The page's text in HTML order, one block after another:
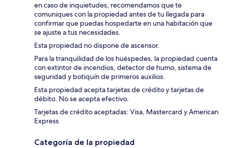
en caso de inquietudes, recomendamos que te
comuniques con la propiedad antes de tu llegada para
confirmar que puedas hospedarte en una habitación que
se ajuste a tus necesidades.
Esta propiedad no dispone de ascensor.
Para la tranquilidad de los huéspedes, la propiedad cuenta
con extintor de incendios, detector de humo, sistema de
seguridad y botiquín de primeros auxilios.
Esta propiedad acepta tarjetas de crédito y tarjetas de
débito. No se acepta efectivo.
Tarjetas de crédito aceptadas: Visa, Mastercard y American
Express
Categoría de la propiedad